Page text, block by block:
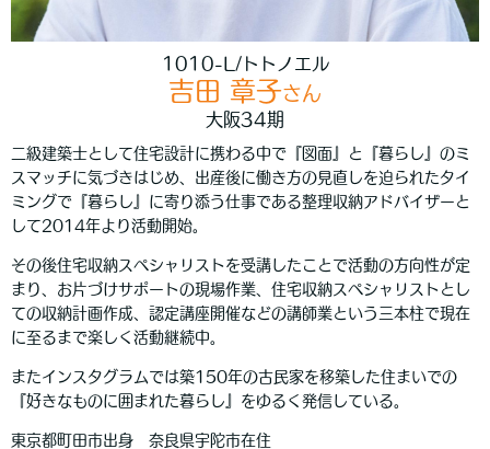
1010-L/トトノエル
吉田 章子さん
大阪34期
二級建築士として住宅設計に携わる中で『図面』と『暮らし』のミ
スマッチに気づきはじめ、出産後に働き方の見直しを迫られたタイ
ミングで『暮らし』に寄り添う仕事である整理収納アドバイザーと
して2014年より活動開始。
その後住宅収納スペシャリストを受講したことで活動の方向性が定
まり、お片づけサポートの現場作業、住宅収納スペシャリストとし
ての収納計画作成、認定講座開催などの講師業という三本柱で現在
に至るまで楽しく活動継続中。
またインスタグラムでは築150年の古民家を移築した住まいでの
『好きなものに囲まれた暮らし』をゆるく発信している。
東京都町田市出身 奈良県宇陀市在住